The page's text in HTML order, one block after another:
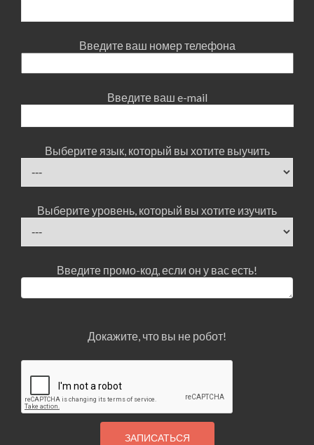
Введите ваш номер телефона
Введите ваш e-mail
Выберите язык, который вы хотите выучить
Выберите уровень, который вы хотите изучить
Введите промо-код, если он у вас есть!
Докажите, что вы не робот!